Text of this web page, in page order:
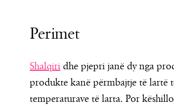
Perimet
Shalqiri dhe pjepri janë dy nga
produkte kanë përmbajtje të lartë
temperaturave të larta. Por